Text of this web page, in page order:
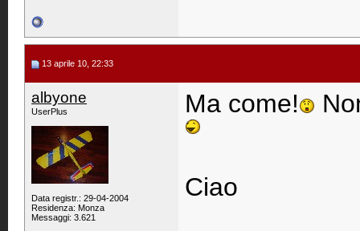
13 aprile 10, 22:33
albyone
UserPlus
Data registr.: 29-04-2004
Residenza: Monza
Messaggi: 3.621
Ma come!
Ciao